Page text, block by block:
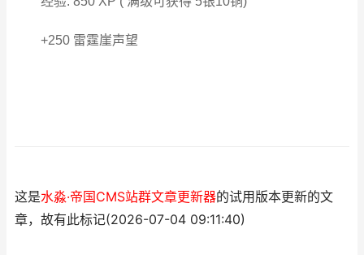
+250 雷霆崖声望
这是水淼·帝国CMS站群文章更新器的试用版本更新的文
章，故有此标记(2026-07-04 09:11:40)